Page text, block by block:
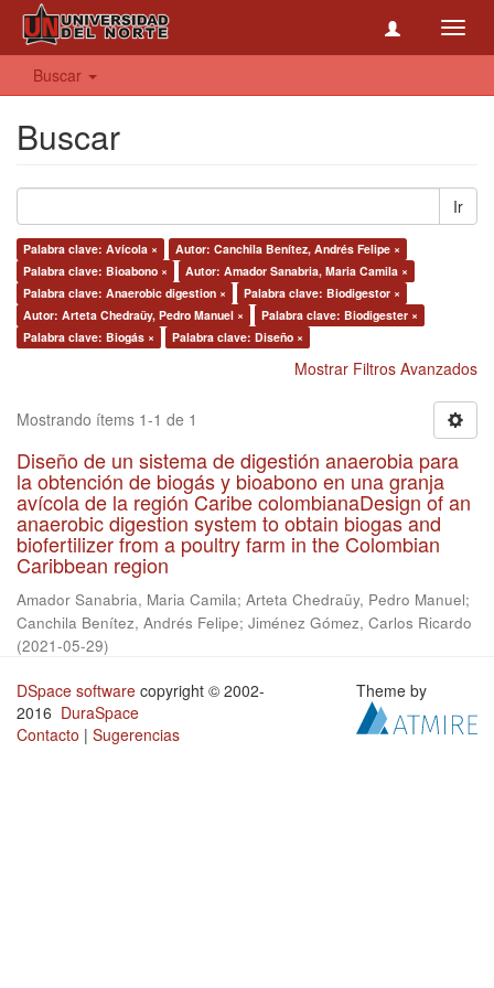
Buscar
Buscar
Ir
Palabra clave: Avícola ×
Autor: Canchila Benítez, Andrés Felipe ×
Palabra clave: Bioabono ×
Autor: Amador Sanabria, Maria Camila ×
Palabra clave: Anaerobic digestion ×
Palabra clave: Biodigestor ×
Autor: Arteta Chedraüy, Pedro Manuel ×
Palabra clave: Biodigester ×
Palabra clave: Biogás ×
Palabra clave: Diseño ×
Mostrar Filtros Avanzados
Mostrando ítems 1-1 de 1
Diseño de un sistema de digestión anaerobia para
la obtención de biogás y bioabono en una granja
avícola de la región Caribe colombianaDesign of an
anaerobic digestion system to obtain biogas and
biofertilizer from a poultry farm in the Colombian
Caribbean region
Amador Sanabria, Maria Camila; Arteta Chedraüy, Pedro Manuel;
Canchila Benítez, Andrés Felipe; Jiménez Gómez, Carlos Ricardo
(2021-05-29)
DSpace software copyright © 2002-
2016 DuraSpace
Contacto | Sugerencias
Theme by